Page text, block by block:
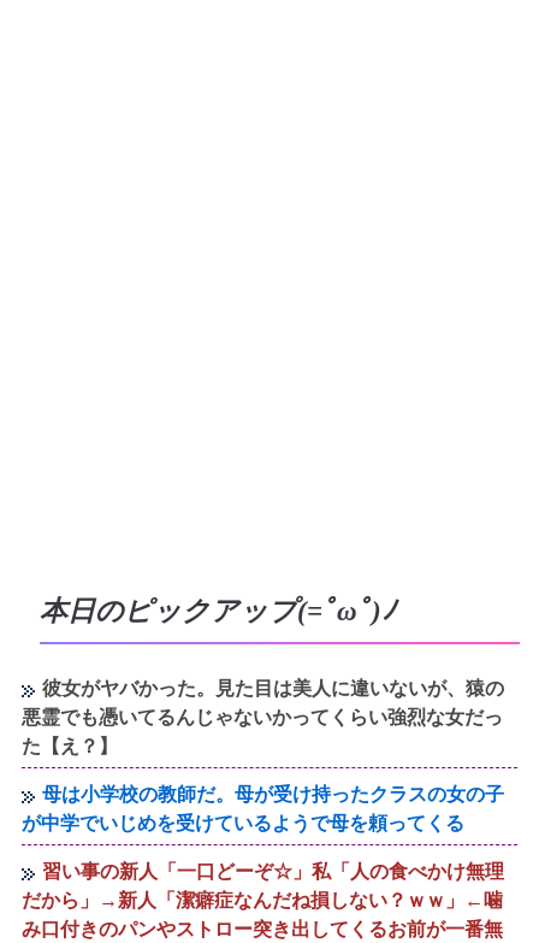
本日のピックアップ(=ﾟωﾟ)ﾉ
彼女がヤバかった。見た目は美人に違いないが、猿の
悪霊でも憑いてるんじゃないかってくらい強烈な女だっ
た【え？】
母は小学校の教師だ。母が受け持ったクラスの女の子
が中学でいじめを受けているようで母を頼ってくる
習い事の新人「一口どーぞ☆」私「人の食べかけ無理
だから」→新人「潔癖症なんだね損しない？ｗｗ」←噛
み口付きのパンやストロー突き出してくるお前が一番無